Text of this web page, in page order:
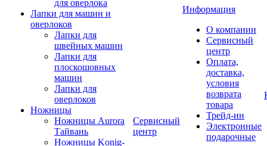
для оверлока
Лапки для машин и
оверлоков
Лапки для
швейных машин
Лапки для
плоскошовных
машин
Лапки для
оверлоков
Ножницы
Ножницы Aurora
Тайвань
Ножницы Konig-
Сервисный
центр
Информация
О компании
Сервисный
центр
Оплата,
доставка,
условия
возврата
товара
Трейд-ин
Электронные
подарочные